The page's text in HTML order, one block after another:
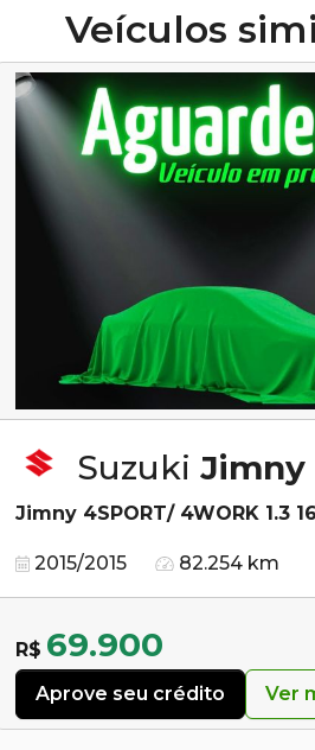
Veículos
Suzuki Jimny
Jimny 4SPORT/ 4WORK 1.3
2015/2015 82.254 km
R$ 69.900
Aprove seu crédito Ver